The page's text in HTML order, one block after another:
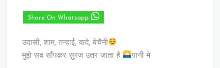
Share On Whatsapp
उदासी, शाम, तन्हाई, यादे, बेचैनी
मुझे सब सौंपकर सुरज उतर जाता है
पानी मे